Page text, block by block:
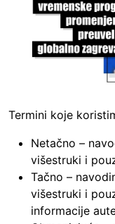
Termini koje
Netačno –
višestruki i
Tačno –
višestruki i
informacije